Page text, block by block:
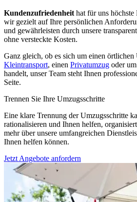
Kundenzufriedenheit hat für uns höchste
wir gezielt auf Ihre persönlichen
und gewährleisten durch unsere
ohne versteckte Kosten.
Ganz gleich, ob es sich um einen örtlichen
Kleintransport, einen Privatumzug oder
handelt, unser Team steht Ihnen
Seite.
Trennen Sie Ihre Umzugsschritte
Eine klare Trennung der Umzugsschritte
rationalisieren und Ihnen helfen,
mehr über unsere umfangreichen
Ihnen helfen können.
Jetzt Angebote anfordern